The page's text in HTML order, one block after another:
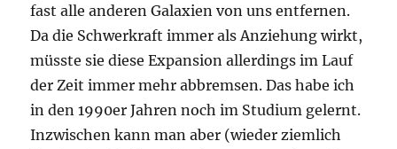
fast alle anderen Galaxien von uns entfernen.
Da die Schwerkraft immer als Anziehung wirkt,
müsste sie diese Expansion allerdings im Lauf
der Zeit immer mehr abbremsen. Das habe ich
in den 1990er Jahren noch im Studium gelernt.
Inzwischen kann man aber (wieder ziemlich